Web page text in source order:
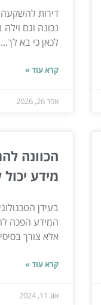
דירות להשקעה
נכונה וגם
לכאן כי בא לך...
קרא עוד »
אפר 26, 2026
הכוונה
מידע
בעידן
המידע הפכה
אלא צורך
קרא עוד »
אוג 11, 2024